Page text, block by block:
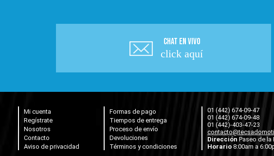
CHAT EN VIVO
click aquí
Mi cuenta
Regístrate
Nosotros
Contacto
Aviso de privacidad
Formas de pago
Tiempos de entrega
Proceso de envío
Devoluciones
Términos y condiciones
01 (442) 674-09-47
01 (442) 674-09-48
01 (442)-403-47-23
Dirección Paseo de la
Horario 8:00am a